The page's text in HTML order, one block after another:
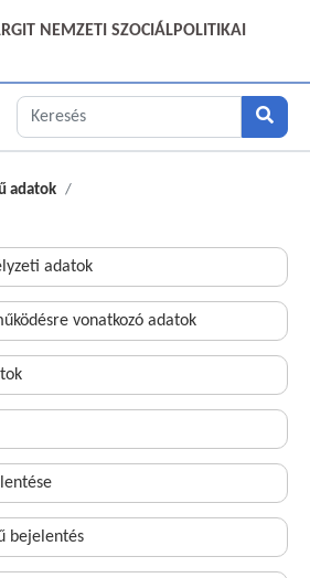
NEMZETI SZOCIÁLPOLITIKAI
adatok
adatok
vonatkozó adatok
bejelentés